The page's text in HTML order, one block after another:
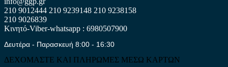
210 9012444 210 9239148 210 9238158
210 9026839
Κινητό-Viber-whatsapp : 6980507900
Δευτέρα - Παρασκευή 8:00 - 16:30
ΔΕΧΟΜΑΣΤΕ ΚΑΙ ΠΛΗΡΩΜΕΣ ΜΕΣΩ ΚΑΡΤΩΝ